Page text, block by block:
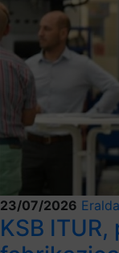
23/07/2026
KSB